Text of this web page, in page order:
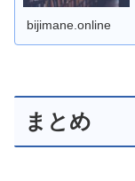
bijimane.online
まとめ